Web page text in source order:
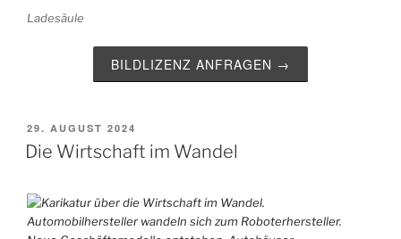
Ladesäule
BILDLIZENZ ANFRAGEN →
VERÖFFENTLICHT
AM
29. AUGUST 2024
Die Wirtschaft im Wandel